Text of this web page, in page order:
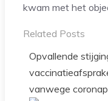
kwam met het
Related Posts
Opvallende
vanwege